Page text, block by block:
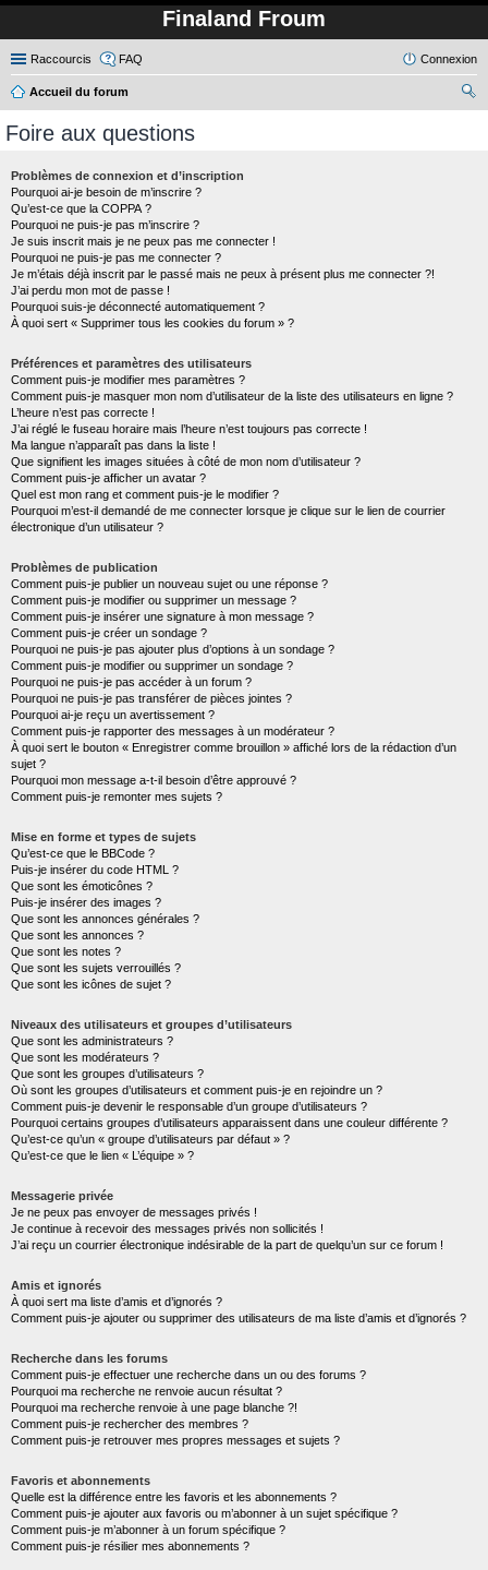
Finaland Froum
Raccourcis FAQ Connexion
Accueil du forum
Foire aux questions
Problèmes de connexion et d’inscription
Pourquoi ai-je besoin de m’inscrire ?
Qu’est-ce que la COPPA ?
Pourquoi ne puis-je pas m’inscrire ?
Je suis inscrit mais je ne peux pas me connecter !
Pourquoi ne puis-je pas me connecter ?
Je m’étais déjà inscrit par le passé mais ne peux à présent plus me connecter ?!
J’ai perdu mon mot de passe !
Pourquoi suis-je déconnecté automatiquement ?
À quoi sert « Supprimer tous les cookies du forum » ?
Préférences et paramètres des utilisateurs
Comment puis-je modifier mes paramètres ?
Comment puis-je masquer mon nom d’utilisateur de la liste des utilisateurs en ligne ?
L’heure n’est pas correcte !
J’ai réglé le fuseau horaire mais l’heure n’est toujours pas correcte !
Ma langue n’apparaît pas dans la liste !
Que signifient les images situées à côté de mon nom d’utilisateur ?
Comment puis-je afficher un avatar ?
Quel est mon rang et comment puis-je le modifier ?
Pourquoi m’est-il demandé de me connecter lorsque je clique sur le lien de courrier
électronique d’un utilisateur ?
Problèmes de publication
Comment puis-je publier un nouveau sujet ou une réponse ?
Comment puis-je modifier ou supprimer un message ?
Comment puis-je insérer une signature à mon message ?
Comment puis-je créer un sondage ?
Pourquoi ne puis-je pas ajouter plus d’options à un sondage ?
Comment puis-je modifier ou supprimer un sondage ?
Pourquoi ne puis-je pas accéder à un forum ?
Pourquoi ne puis-je pas transférer de pièces jointes ?
Pourquoi ai-je reçu un avertissement ?
Comment puis-je rapporter des messages à un modérateur ?
À quoi sert le bouton « Enregistrer comme brouillon » affiché lors de la rédaction d’un
sujet ?
Pourquoi mon message a-t-il besoin d’être approuvé ?
Comment puis-je remonter mes sujets ?
Mise en forme et types de sujets
Qu’est-ce que le BBCode ?
Puis-je insérer du code HTML ?
Que sont les émoticônes ?
Puis-je insérer des images ?
Que sont les annonces générales ?
Que sont les annonces ?
Que sont les notes ?
Que sont les sujets verrouillés ?
Que sont les icônes de sujet ?
Niveaux des utilisateurs et groupes d’utilisateurs
Que sont les administrateurs ?
Que sont les modérateurs ?
Que sont les groupes d’utilisateurs ?
Où sont les groupes d’utilisateurs et comment puis-je en rejoindre un ?
Comment puis-je devenir le responsable d’un groupe d’utilisateurs ?
Pourquoi certains groupes d’utilisateurs apparaissent dans une couleur différente ?
Qu’est-ce qu’un « groupe d’utilisateurs par défaut » ?
Qu’est-ce que le lien « L’équipe » ?
Messagerie privée
Je ne peux pas envoyer de messages privés !
Je continue à recevoir des messages privés non sollicités !
J’ai reçu un courrier électronique indésirable de la part de quelqu’un sur ce forum !
Amis et ignorés
À quoi sert ma liste d’amis et d’ignorés ?
Comment puis-je ajouter ou supprimer des utilisateurs de ma liste d’amis et d’ignorés ?
Recherche dans les forums
Comment puis-je effectuer une recherche dans un ou des forums ?
Pourquoi ma recherche ne renvoie aucun résultat ?
Pourquoi ma recherche renvoie à une page blanche ?!
Comment puis-je rechercher des membres ?
Comment puis-je retrouver mes propres messages et sujets ?
Favoris et abonnements
Quelle est la différence entre les favoris et les abonnements ?
Comment puis-je ajouter aux favoris ou m’abonner à un sujet spécifique ?
Comment puis-je m’abonner à un forum spécifique ?
Comment puis-je résilier mes abonnements ?